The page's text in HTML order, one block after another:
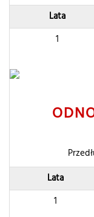
Lata
1
Lata
1